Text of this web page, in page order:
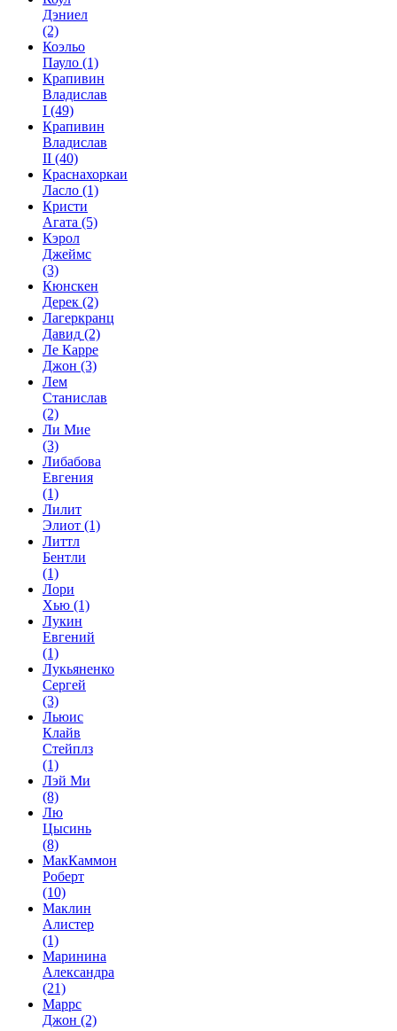
Дэниел
(2)
Коэльо
Пауло (1)
Крапивин
Владислав
I (49)
Крапивин
Владислав
II (40)
Краснахоркаи
Ласло (1)
Кристи
Агата (5)
Кэрол
Джеймс
(3)
Кюнскен
Дерек (2)
Лагеркранц
Давид (2)
Ле Карре
Джон (3)
Лем
Станислав
(2)
Ли Мие
(3)
Либабова
Евгения
(1)
Лилит
Элиот (1)
Литтл
Бентли
(1)
Лори
Хью (1)
Лукин
Евгений
(1)
Лукьяненко
Сергей
(3)
Льюис
Клайв
Стейплз
(1)
Лэй Ми
(8)
Лю
Цысинь
(8)
МакКаммон
Роберт
(10)
Маклин
Алистер
(1)
Маринина
Александра
(21)
Маррс
Джон (2)